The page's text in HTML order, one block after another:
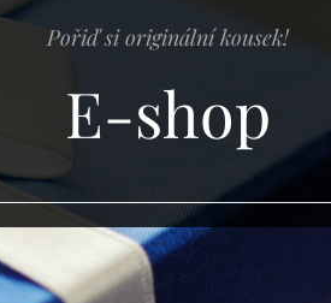
Pořiď si originální kousek!
E-shop